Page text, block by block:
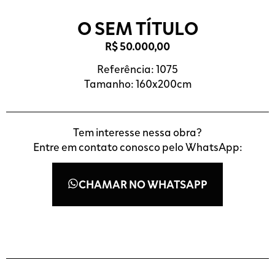
O SEM TÍTULO
R$50.000,00
Referência: 1075
Tamanho: 160x200cm
Tem interesse nessa obra?
Entre em contato conosco pelo WhatsApp:
CHAMAR NO WHATSAPP